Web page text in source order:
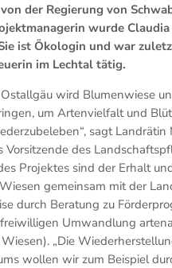
der Regierung von
wurde
ist Ökologin und war
im Lechtal tätig.
wird Blumenwiese
um Artenvielfalt und
sagt Landrätin
Vorsitzende des
Projektes sind der Erhalt
gemeinsam mit der
durch Beratung zu
Umwandlung
„Die
wollen wir zum Beispiel